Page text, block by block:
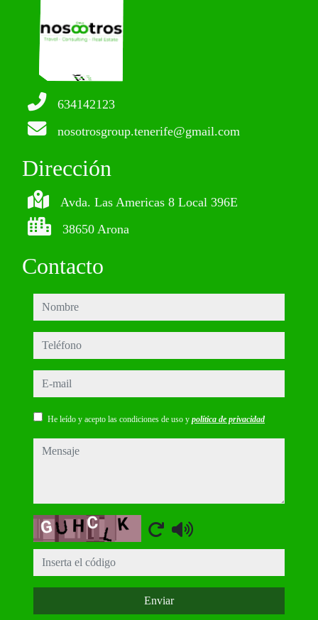
634142123
nosotrosgroup.tenerife@gmail.com
Dirección
Avda. Las Americas 8 Local 396E
38650 Arona
Contacto
nombre
teléfono
e-mail
He leído y acepto las condiciones de uso y política de privacidad
mensaje
Captcha
Enviar